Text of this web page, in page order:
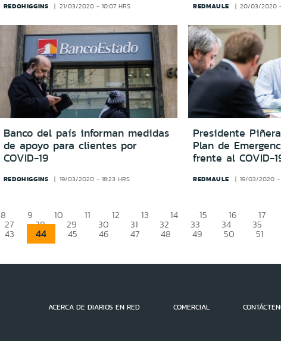
REDOHIGGINS 21/03/2020 - 10:07 HRS REDMAULE 20/03/2020 -
Banco del país informan medidas
de apoyo para clientes por
COVID-19
REDOHIGGINS 19/03/2020 - 18:23 HRS
Presidente
Plan de
frente al COVID-
REDMAULE 19/03/2020 -
8 9 10 11 12 13 14 15 16 17
27 28 29 30 31 32 33 34 35
43 44 45 46 47 48 49 50 51
ACERCA DE DIARIOS EN RED COMERCIAL